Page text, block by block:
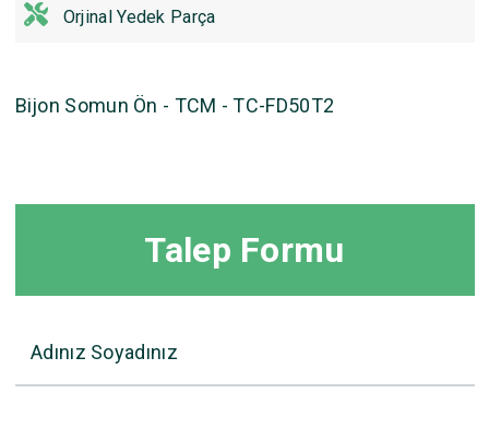
Orjinal Yedek Parça
Bijon Somun Ön - TCM - TC-FD50T2
Talep Formu
Adınız Soyadınız